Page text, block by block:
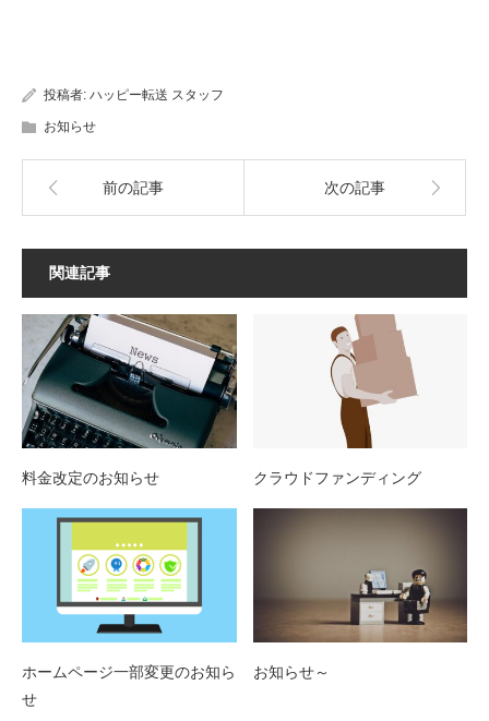
投稿者: ハッピー転送 スタッフ
お知らせ
前の記事 次の記事
関連記事
料金改定のお知らせ クラウドファンディング
ホームページ一部変更のお知ら
せ
お知らせ～